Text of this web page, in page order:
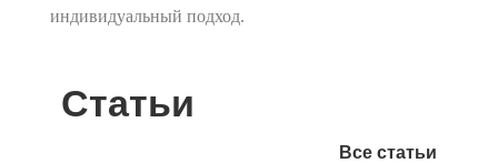
индивидуальный подход.
Статьи
Все статьи